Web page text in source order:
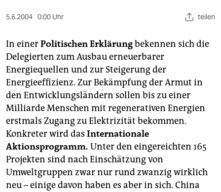
gesellschaft
kultur
sport
berlin
nord
wahrheit
verlag
5.6.2004 0:00 Uhr teilen
In einerPolitischen Erklärungbekennen sich die
Delegierten zum Ausbau erneuerbarer
Energiequellen und zur Steigerung der
Energieeffizienz. Zur Bekämpfung der Armut in
den Entwicklungsländern sollen bis zu einer
Milliarde Menschen mit regenerativen Energien
erstmals Zugang zu Elektrizität bekommen.
Konkreter wird das Internationale
Aktionsprogramm. Unter den eingereichten 165
Projekten sind nach Einschätzung von
Umweltgruppen zwar nur rund zwanzig wirklich
neu – einige davon haben es aber in sich. China